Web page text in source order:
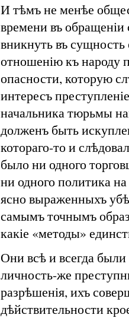
И тѣмъ не менѣе
времени въ обращеніи
вникнуть въ
отношенію къ народу
опасности, которую
интересъ
начальника тюрьмы
долженъ быть
котораго-то и
было ни одного
ни одного политика
ясно выраженныхъ
самымъ точнымъ
какіе «методы»
Они всѣ и всегда
личность-же
разрѣшенія, ихъ
дѣйствительности